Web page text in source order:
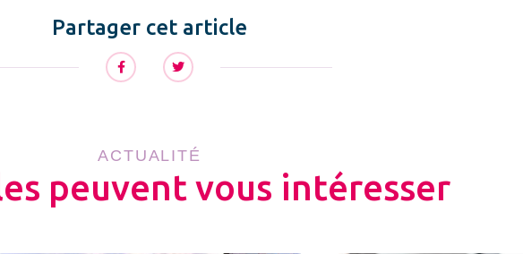
Partager cet article
ACTUALITÉ
peuvent vous intéresser